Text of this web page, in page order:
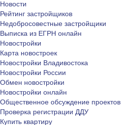
Новости
Рейтинг застройщиков
Недобросовестные застройщики
Выписка из ЕГРН онлайн
Новостройки
Карта новостроек
Новостройки Владивостока
Новостройки России
Обмен новостройки
Новостройки онлайн
Общественное обсуждение проектов
Проверка регистрации ДДУ
Купить квартиру